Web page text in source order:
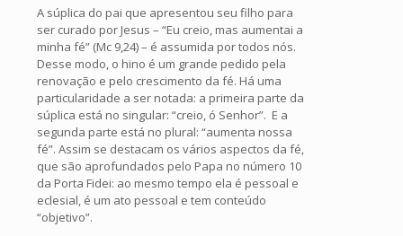
A súplica do pai que apresentou seu filho para
ser curado por Jesus – “Eu creio, mas aumentai a
minha fé” (Mc 9,24) – é assumida por todos nós.
Desse modo, o hino é um grande pedido pela
renovação e pelo crescimento da fé. Há uma
particularidade a ser notada: a primeira parte da
súplica está no singular: “creio, ó Senhor”. E a
segunda parte está no plural: “aumenta nossa
fé”. Assim se destacam os vários aspectos da fé,
que são aprofundados pelo Papa no número 10
da Porta Fidei: ao mesmo tempo ela é pessoal e
eclesial, é um ato pessoal e tem conteúdo
“objetivo”.